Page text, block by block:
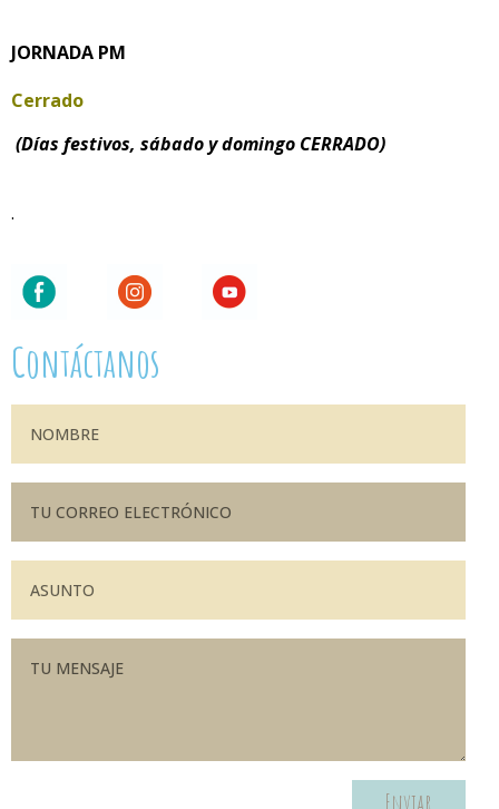
JORNADA PM
Cerrado
(Días festivos, sábado y domingo CERRADO)
.
Contáctanos
Enviar